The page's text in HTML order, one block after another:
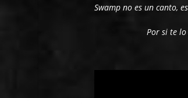
Swamp no es un canto,
Por si te